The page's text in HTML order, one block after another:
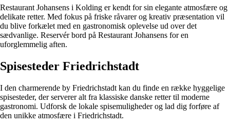
Restaurant Johansens i Kolding er kendt for sin elegante atmosfære og
delikate retter. Med fokus på friske råvarer og kreativ præsentation vil
du blive forkælet med en gastronomisk oplevelse ud over det
sædvanlige. Reservér bord på Restaurant Johansens for en
uforglemmelig aften.
Spisesteder Friedrichstadt
I den charmerende by Friedrichstadt kan du finde en række hyggelige
spisesteder, der serverer alt fra klassiske danske retter til moderne
gastronomi. Udforsk de lokale spisemuligheder og lad dig forføre af
den unikke atmosfære i Friedrichstadt.